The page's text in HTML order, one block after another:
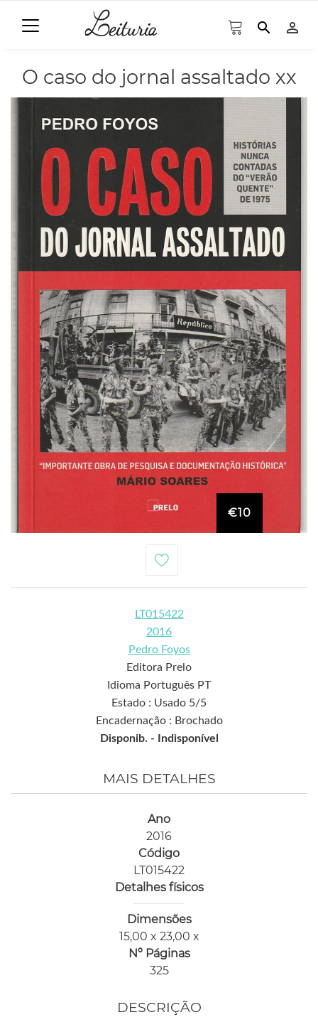
search person_outline
O caso do jornal assaltado xx
€10
LT015422
2016
Pedro Foyos
Editora Prelo
Idioma Português PT
Estado : Usado 5/5
Encadernação : Brochado
Disponib. -
Indisponível
MAIS DETALHES
Ano
2016
Código
LT015422
Detalhes físicos
Dimensões
15,00 x 23,00 x
Nº Páginas
325
DESCRIÇÃO